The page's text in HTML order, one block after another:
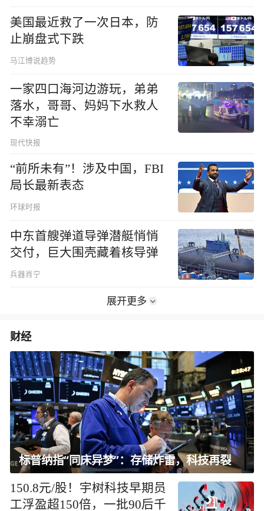
美国最近救了一次日本，防
止崩盘式下跌
马江博说趋势
一家四口海河边游玩，弟弟
落水，哥哥、妈妈下水救人
不幸溺亡
现代快报
“前所未有”！涉及中国，FBI
局长最新表态
环球时报
中东首艘弹道导弹潜艇悄悄
交付，巨大围壳藏着核导弹
兵器肖宁
展开更多
财经
标普纳指“同床异梦”：存储炸雷，科技再裂
150.8元/股！宇树科技早期员
工浮盈超150倍，一批90后千